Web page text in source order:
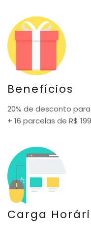
Benefícios
20% de desconto para
+ 16 parcelas de R$
Carga